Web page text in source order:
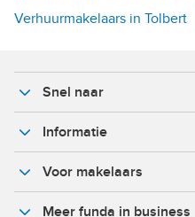
Verhuurmakelaars in Tolbert
Snel naar
Informatie
Voor makelaars
Meer funda in business